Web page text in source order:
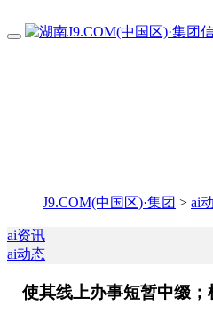
J9.COM(中国区)·集团 > ai
ai资讯
ai动态
使其线上办事短暂中缀